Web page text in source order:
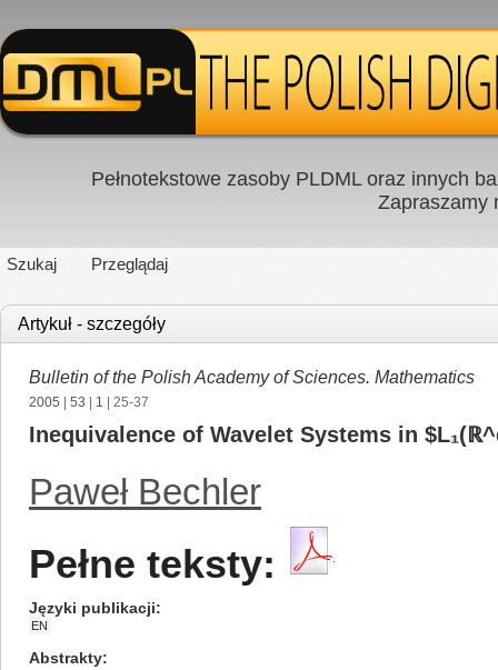
Pełnotekstowe zasoby PLDML oraz innych
Zapraszamy
Szukaj Przeglądaj
Artykuł - szczegóły
Bulletin of the Polish Academy of Sciences. Mathematics
2005 53 1 | 25-37
Inequivalence of Wavelet Systems in
Paweł Bechler
Pełne teksty:
Języki publikacji
EN
Abstrakty